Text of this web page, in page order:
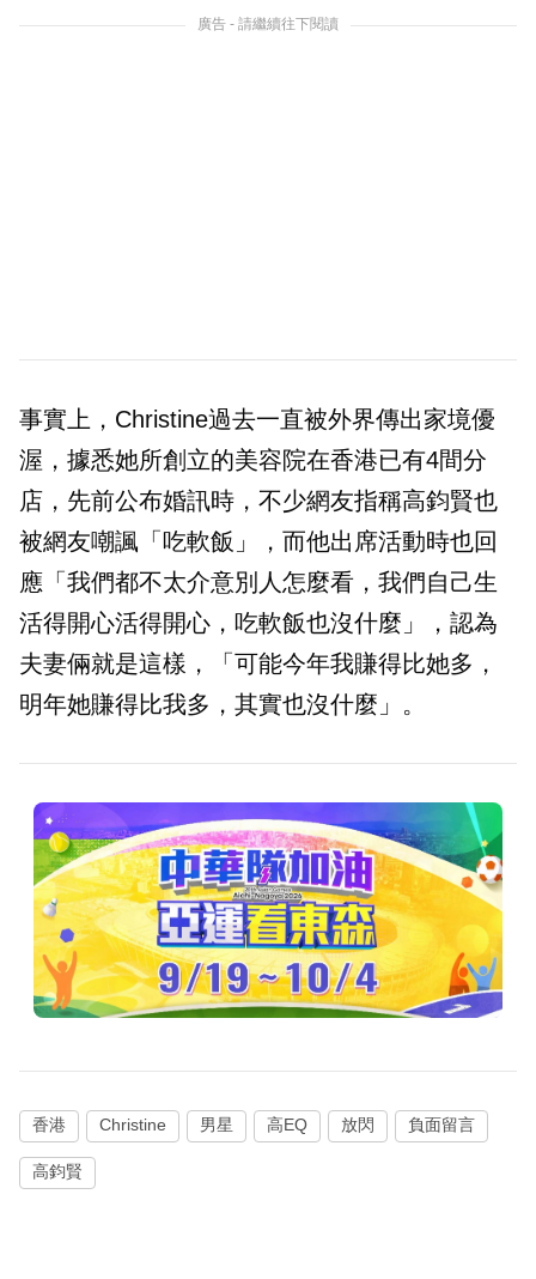
廣告 - 請繼續往下閱讀
事實上，Christine過去一直被外界傳出家境優
渥，據悉她所創立的美容院在香港已有4間分
店，先前公布婚訊時，不少網友指稱高鈞賢也
被網友嘲諷「吃軟飯」，而他出席活動時也回
應「我們都不太介意別人怎麼看，我們自己生
活得開心活得開心，吃軟飯也沒什麼」，認為
夫妻倆就是這樣，「可能今年我賺得比她多，
明年她賺得比我多，其實也沒什麼」。
香港 Christine 男星 高EQ 放閃 負面留言
高鈞賢